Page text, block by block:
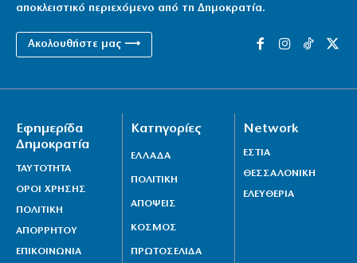
αποκλειστικό περιεχόμενο από τη Δημοκρατία.
Ακολουθήστε μας ⟶
Εφημερίδα
Δημοκρατία
ΤΑΥΤΟΤΗΤΑ
ΟΡΟΙ ΧΡΗΣΗΣ
ΠΟΛΙΤΙΚΗ
ΑΠΟΡΡΗΤΟΥ
ΕΠΙΚΟΙΝΩΝΙΑ
Κατηγορίες
ΕΛΛΑΔΑ
ΠΟΛΙΤΙΚΗ
ΑΠΟΨΕΙΣ
ΚΟΣΜΟΣ
ΠΡΩΤΟΣΕΛΙΔΑ
Network
ΕΣΤΙΑ
ΘΕΣΣΑΛΟΝΙΚΗ
ΕΛΕΥΘΕΡΙΑ